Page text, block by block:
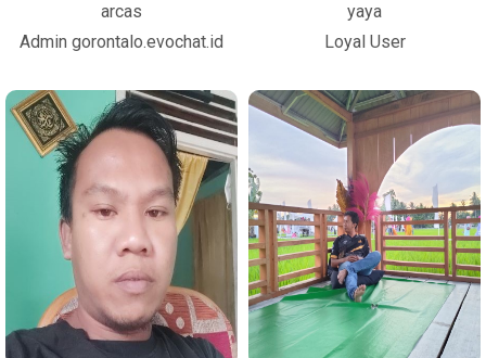
arcas
Admin gorontalo.evochat.id
yaya
Loyal User